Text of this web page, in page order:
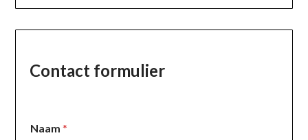
Contact formulier
Naam*